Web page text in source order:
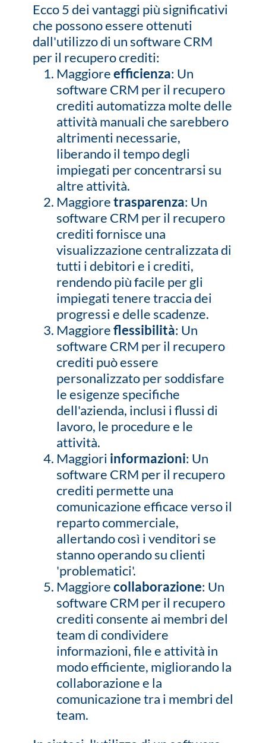
Ecco 5 dei vantaggi più significativi
che possono essere ottenuti
dall'utilizzo di un software CRM
per il recupero crediti:
Maggioreefficienza: Un
software CRM per il recupero
crediti automatizza molte delle
attività manuali che sarebbero
altrimenti necessarie,
liberando il tempo degli
impiegati per concentrarsi su
altre attività.
Maggioretrasparenza: Un
software CRM per il recupero
crediti fornisce una
visualizzazione centralizzata di
tutti i debitori e i crediti,
rendendo più facile per gli
impiegati tenere traccia dei
progressi e delle scadenze.
Maggioreflessibilità: Un
software CRM per il recupero
crediti può essere
personalizzato per soddisfare
le esigenze specifiche
dell'azienda, inclusi i flussi di
lavoro, le procedure e le
attività.
Maggiori informazioni: Un
software CRM per il recupero
crediti permette una
comunicazione efficace verso il
reparto commerciale,
allertando così i venditori se
stanno operando su clienti
'problematici'.
Maggiorecollaborazione: Un
software CRM per il recupero
crediti consente ai membri del
team di condividere
informazioni, file e attività in
modo efficiente, migliorando la
collaborazione e la
comunicazione tra i membri del
team.